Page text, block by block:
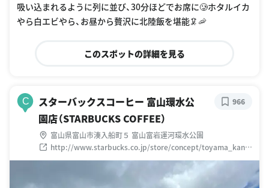
吸い込まれるように列に並び、30分ほどでお席に🥲ホタルイカ
やら白エビやら、お昼から贅沢に北陸飯を堪能🦑🦐
このスポットの詳細を見る
C
スターバックスコーヒー 富山環水公
園店（STARBUCKS COFFEE）
富山県富山市湊入船町５ 富山富岩運河環水公園
http://www.starbucks.co.jp/store/concept/toyama_kans
ui/
966